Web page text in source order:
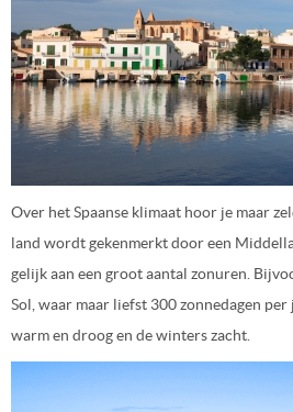
Over het Spaanse klimaat hoor je maar
land wordt gekenmerkt door een
gelijk aan een groot aantal zonuren.
Sol, waar maar liefst 300 zonnedagen
warm en droog en de winters zacht.